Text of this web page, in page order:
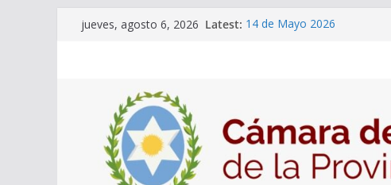
jueves, agosto 6, 2026 Latest: 14 de Mayo 2026
Adjudicacion Simple N° 27/26